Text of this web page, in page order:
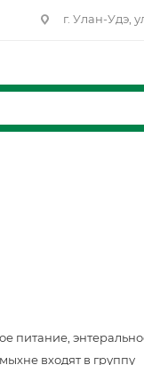
г. Улан-Удэ,
питание,
не входят в группу